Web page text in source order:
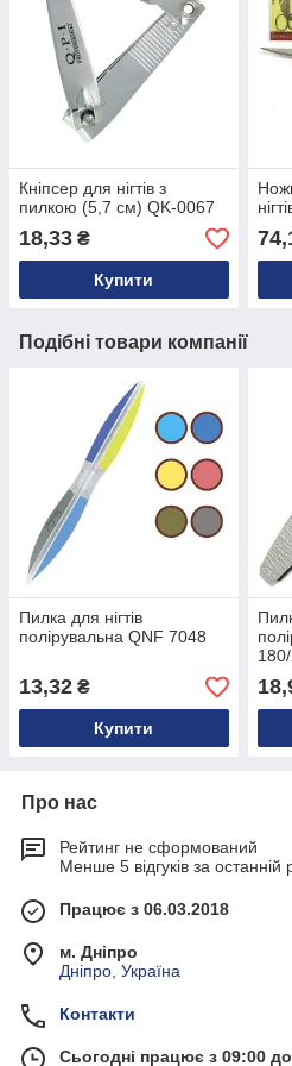
Кніпсер для нігтів з
пилкою (5,7 см) QK-0067
18,33 ₴
Купити
Подібні товари компанії
Пилка для нігтів
полірувальна QNF 7048
13,32 ₴
Купити
Про нас
Рейтинг не сформований
Менше 5 відгуків за останній
Працює з 06.03.2018
м. Дніпро
Дніпро, Україна
Контакти
Сьогодні працює з 09:00